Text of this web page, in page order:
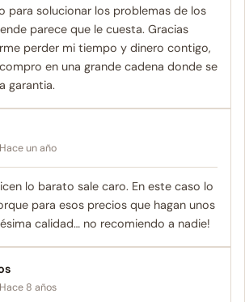
para solucionar los problemas de los
parece que le cuesta. Gracias
perder mi tiempo y dinero contigo,
en una grande cadena donde se
garantia.
Hace un año
lo barato sale caro. En este caso lo
para esos precios que hagan unos
calidad… no recomiendo a nadie!
Hace 8 años